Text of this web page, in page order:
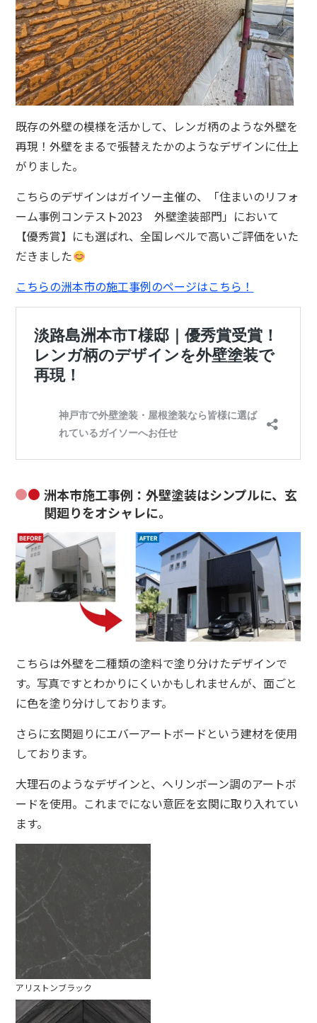
既存の外壁の模様を活かして、レンガ柄のような外壁を
再現！外壁をまるで張替えたかのようなデザインに仕上
がりました。
こちらのデザインはガイソー主催の、「住まいのリフォ
ーム事例コンテスト2023 外壁塗装部門」において
【優秀賞】にも選ばれ、全国レベルで高いご評価をいた
だきました
こちらの洲本市の施工事例のページはこちら！
洲本市施工事例：外壁塗装はシンプルに、玄
関廻りをオシャレに。
こちらは外壁を二種類の塗料で塗り分けたデザインで
す。写真ですとわかりにくいかもしれませんが、面ごと
に色を塗り分けしております。
さらに玄関廻りにエバーアートボードという建材を使用
しております。
大理石のようなデザインと、ヘリンボーン調のアートボ
ードを使用。これまでにない意匠を玄関に取り入れてい
ます。
アリストンブラック